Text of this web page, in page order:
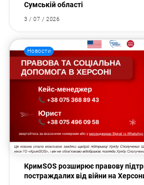
Сумській області
3 / 07 / 2026
Новости
КримSOS розширює правову
постраждалих від війни на